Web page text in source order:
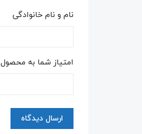
نام و نام خانوادگی
امتیاز شما به محصول
ارسال دیدگاه